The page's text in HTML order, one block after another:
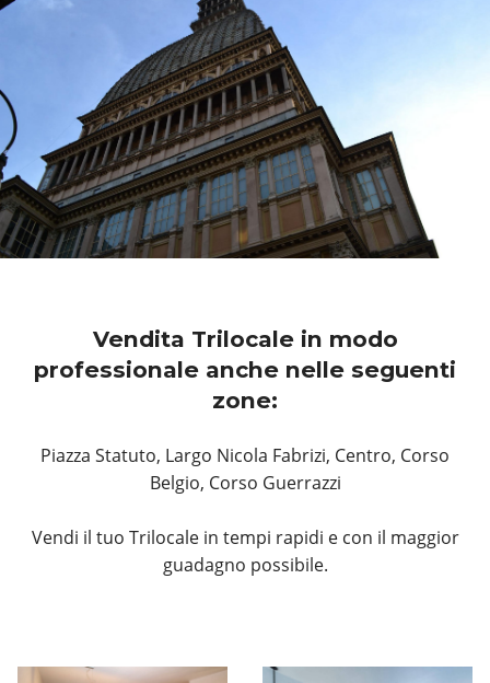
Vendita Trilocale in modo
professionale anche nelle seguenti
zone:
Piazza Statuto, Largo Nicola Fabrizi, Centro, Corso
Belgio, Corso Guerrazzi
Vendi il tuo Trilocale in tempi rapidi e con il maggior
guadagno possibile.